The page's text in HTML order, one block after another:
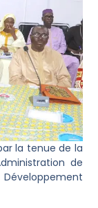
la tenue de la
de